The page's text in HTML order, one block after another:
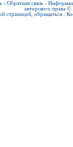
- Обратная связь -
авторского права
страницей, обращаться :